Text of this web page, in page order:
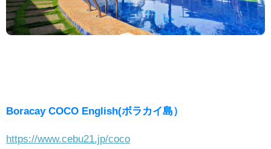
Boracay COCO English(ボラカイ島）
https://www.cebu21.jp/coco